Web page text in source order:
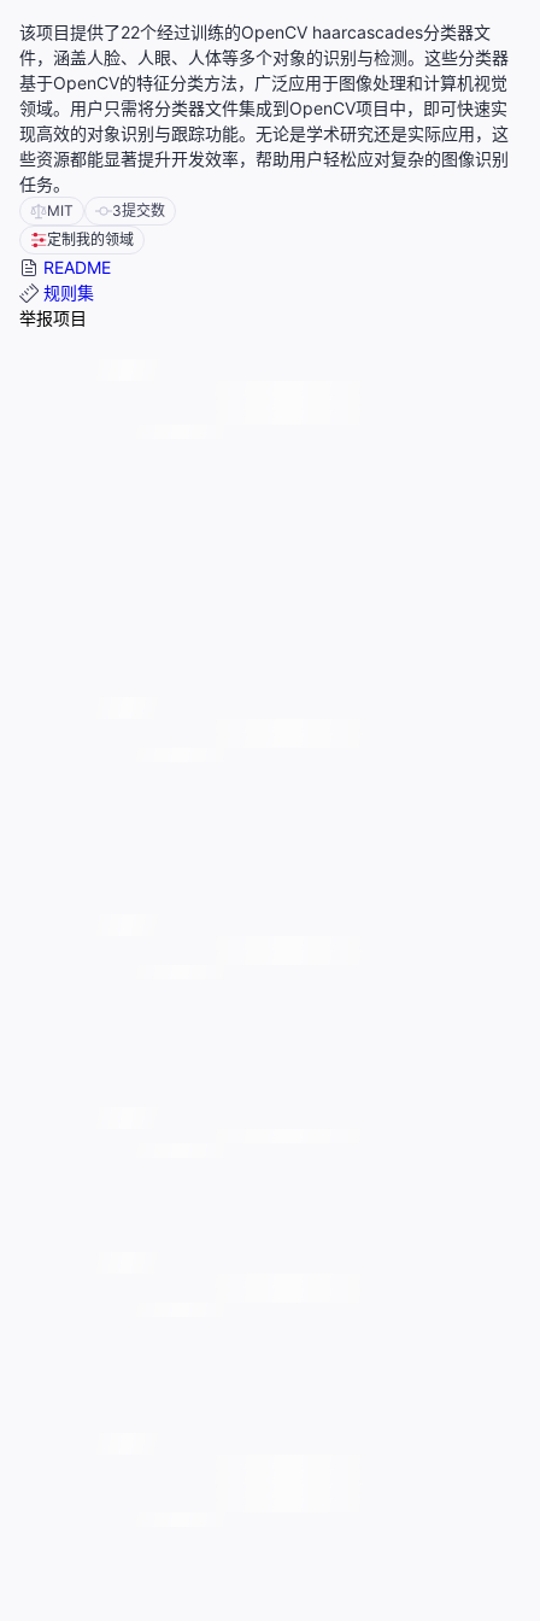
该项目提供了22个经过训练的OpenCV haarcascades分类器文
件，涵盖人脸、人眼、人体等多个对象的识别与检测。这些分类器
基于OpenCV的特征分类方法，广泛应用于图像处理和计算机视觉
领域。用户只需将分类器文件集成到OpenCV项目中，即可快速实
现高效的对象识别与跟踪功能。无论是学术研究还是实际应用，这
些资源都能显著提升开发效率，帮助用户轻松应对复杂的图像识别
任务。
MIT 3提交数
定制我的领域
README
规则集
举报项目